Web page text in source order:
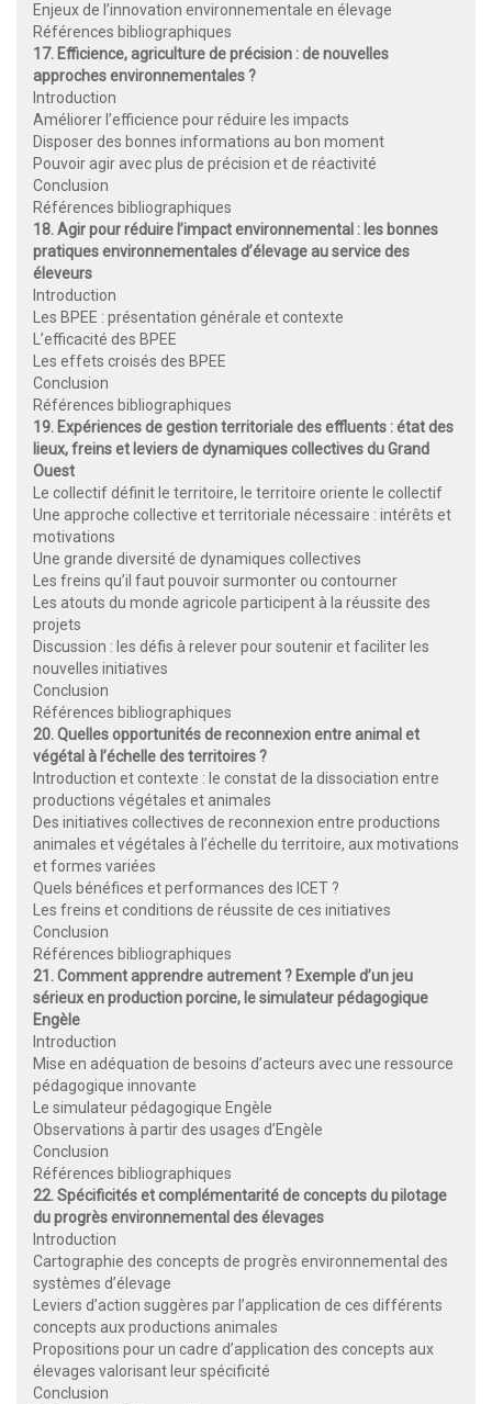
Enjeux de l’innovation environnementale en élevage
Références bibliographiques
17. Efficience, agriculture de précision : de nouvelles
approches environnementales ?
Introduction
Améliorer l’efficience pour réduire les impacts
Disposer des bonnes informations au bon moment
Pouvoir agir avec plus de précision et de réactivité
Conclusion
Références bibliographiques
18. Agir pour réduire l’impact environnemental : les bonnes
pratiques environnementales d’élevage au service des
éleveurs
Introduction
Les BPEE : présentation générale et contexte
L’efficacité des BPEE
Les effets croisés des BPEE
Conclusion
Références bibliographiques
19. Expériences de gestion territoriale des effluents : état des
lieux, freins et leviers de dynamiques collectives du Grand
Ouest
Le collectif définit le territoire, le territoire oriente le collectif
Une approche collective et territoriale nécessaire : intérêts et
motivations
Une grande diversité de dynamiques collectives
Les freins qu’il faut pouvoir surmonter ou contourner
Les atouts du monde agricole participent à la réussite des
projets
Discussion : les défis à relever pour soutenir et faciliter les
nouvelles initiatives
Conclusion
Références bibliographiques
20. Quelles opportunités de reconnexion entre animal et
végétal à l’échelle des territoires ?
Introduction et contexte : le constat de la dissociation entre
productions végétales et animales
Des initiatives collectives de reconnexion entre productions
animales et végétales à l’échelle du territoire, aux motivations
et formes variées
Quels bénéfices et performances des ICET ?
Les freins et conditions de réussite de ces initiatives
Conclusion
Références bibliographiques
21. Comment apprendre autrement ? Exemple d’un jeu
sérieux en production porcine, le simulateur pédagogique
Engèle
Introduction
Mise en adéquation de besoins d’acteurs avec une ressource
pédagogique innovante
Le simulateur pédagogique Engèle
Observations à partir des usages d’Engèle
Conclusion
Références bibliographiques
22. Spécificités et complémentarité de concepts du pilotage
du progrès environnemental des élevages
Introduction
Cartographie des concepts de progrès environnemental des
systèmes d’élevage
Leviers d’action suggères par l’application de ces différents
concepts aux productions animales
Propositions pour un cadre d’application des concepts aux
élevages valorisant leur spécificité
Conclusion